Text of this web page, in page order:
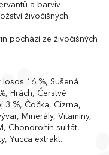
a barviv
živočišných
pochází ze živočišných
16 %, Sušená
Hrách, Čerstvě
3 %, Čočka, Cizrna,
Minerály, Vitaminy,
Chondroitin sulfát,
Yucca extrakt.